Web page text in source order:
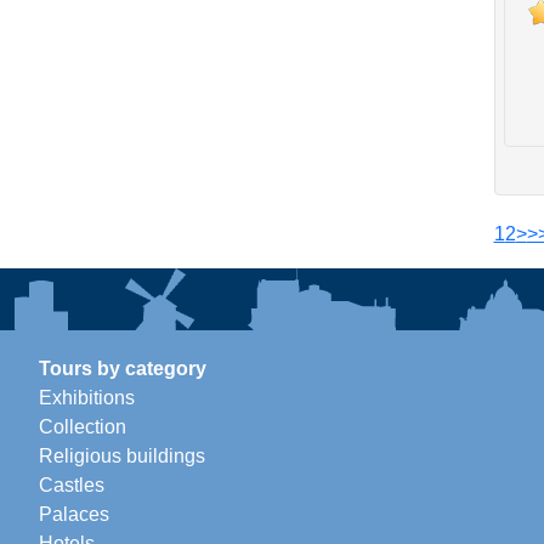
12>
Tours by category
Exhibitions
Collection
Religious buildings
Castles
Palaces